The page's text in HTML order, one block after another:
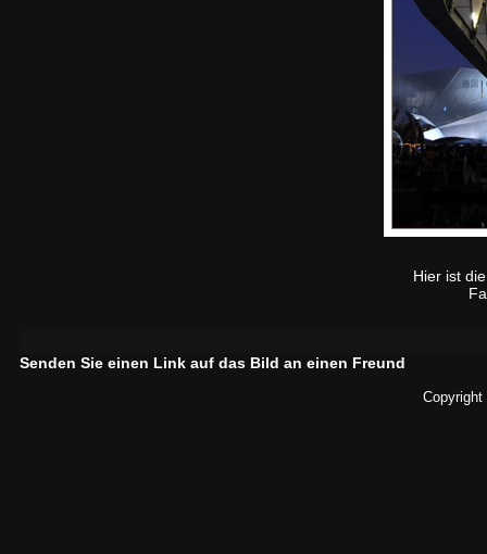
Hier ist
Senden Sie einen Link auf das Bild an einen Freund